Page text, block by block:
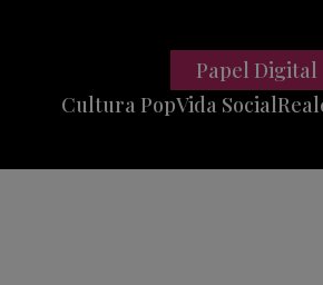
Cultura PopVida Social
Papel Digital